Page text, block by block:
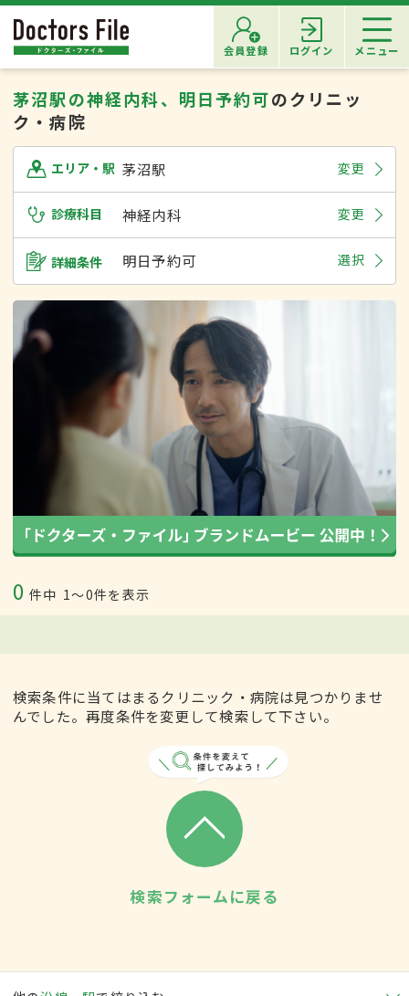
会員登録 ログイン メニュー
茅沼駅の神経内科、明日予約可のクリニッ
ク・病院
エリア・駅 茅沼駅 変更
診療科目 神経内科 変更
詳細条件 明日予約可 選択
0 件中 1〜0件を表示
検索条件に当てはまるクリニック・病院は見つかりませ
んでした。再度条件を変更して検索して下さい。
検索フォームに戻る